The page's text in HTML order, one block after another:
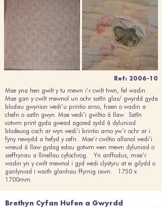
Ref: 2006-10
Mae yna hen gwilt y tu mewn i’r cwilt hwn, fel wadin.
Mae gan y cwilt mewnol un ochr satîn glas/ gwyrdd gyda
blodau gwynion wedi’u printio arno, haen o wadin a
chefn o satîn gwyn. Mae wedi’i gwiltio â llaw. Satîn
cotwm print gyda gwead agored sydd â dyluniad
blodeuog coch ar wyn wedi’i brintio arno yw’r ochr ar i
fyny newydd a hefyd y cefn. Mae’r cwiltio allanol wedi’i
wneud â llaw gydag edau gotwm wen mewn dyluniad o
sieffrynau a llinellau cyfochrog. Yn anffodus, mae’r
wadin yn y cwilt mewnol i gyd wedi clystyru at ei gilydd o
ganlyniad i waith glanhau ffyrnig iawn. 1750 x
1700mm.
Brethyn Cyfan Hufen a Gwyrdd